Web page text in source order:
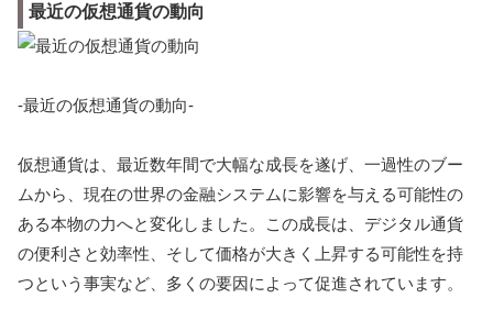
最近の仮想通貨の動向
-最近の仮想通貨の動向-
仮想通貨は、最近数年間で大幅な成長を遂げ、一過性のブー
ムから、現在の世界の金融システムに影響を与える可能性の
ある本物の力へと変化しました。この成長は、デジタル通貨
の便利さと効率性、そして価格が大きく上昇する可能性を持
つという事実など、多くの要因によって促進されています。